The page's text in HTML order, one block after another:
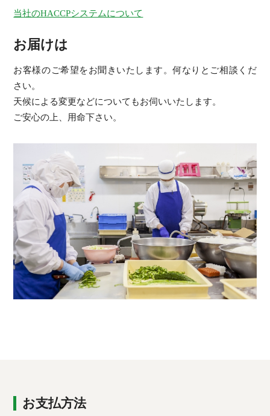
当社のHACCPシステムについて
お届けは
お客様のご希望をお聞きいたします。何なりとご相談くだ
さい。
天候による変更などについてもお伺いいたします。
ご安心の上、用命下さい。
お支払方法